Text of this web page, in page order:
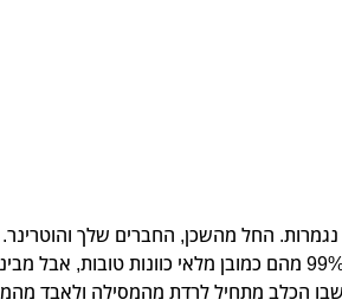
החל מהשכן, החברים שלך
המקצוע הזה הוא וטרינר. וטרינר הוא כידוע רופא וכ-
הכלב מתחיל לרדת מהמסילה ולאבד